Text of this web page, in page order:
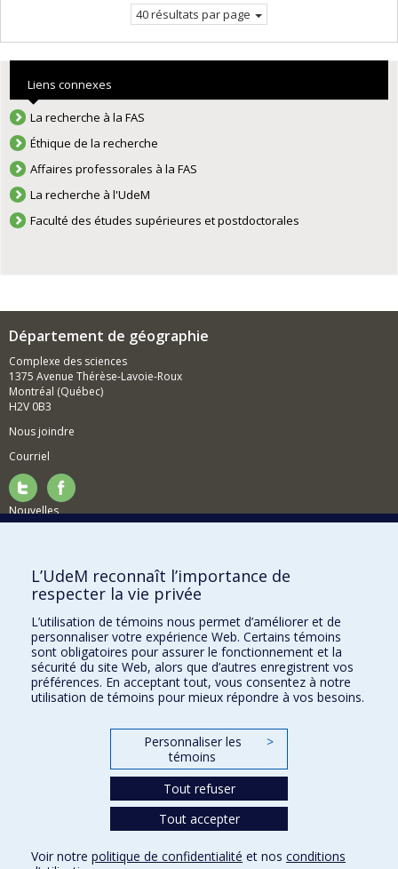
40 résultats par page
Liens connexes
La recherche à la FAS
Éthique de la recherche
Affaires professorales à la FAS
La recherche à l'UdeM
Faculté des études supérieures et postdoctorales
Département de géographie
Complexe des sciences
1375 Avenue Thérèse-Lavoie-Roux
Montréal (Québec)
H2V 0B3
Nous joindre
Courriel
Nouvelles
Comment soutenir le Département?
BESOIN D'AIDE?
Plan du site
Signaler une erreur
Accessibilité
FACULTÉ DES ARTS ET DES SCIENCES
Nos départements et écoles
L’UdeM reconnaît l’importance de
respecter la vie privée
L’utilisation de témoins nous permet d’améliorer et de
personnaliser votre expérience Web. Certains témoins
sont obligatoires pour assurer le fonctionnement et la
sécurité du site Web, alors que d’autres enregistrent vos
préférences. En acceptant tout, vous consentez à notre
utilisation de témoins pour mieux répondre à vos besoins.
Personnaliser les
témoins
>
Tout refuser
Tout accepter
Voir notre politique de confidentialité et nos conditions